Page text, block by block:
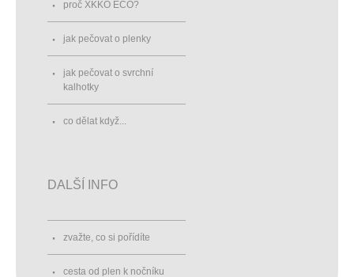
proč XKKO ECO?
jak pečovat o plenky
jak pečovat o svrchní
kalhotky
co dělat když...
DALŠÍ INFO
zvažte, co si pořídíte
cesta od plen k nočníku